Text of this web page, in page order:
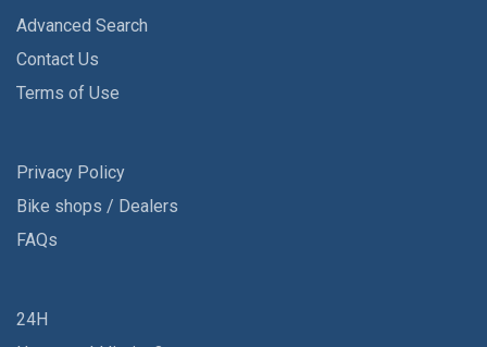
Advanced Search
Contact Us
Terms of Use
Privacy Policy
Bike shops / Dealers
FAQs
24H